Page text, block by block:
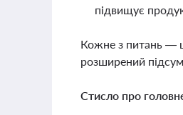
підвищує
Кожне з питань —
розширений
Стисло про